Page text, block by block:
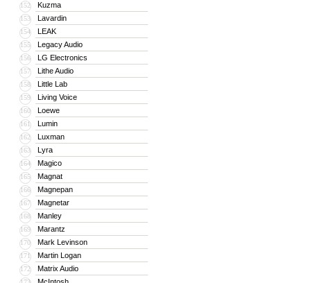
152 Kuzma
153 Lavardin
154 LEAK
155 Legacy Audio
156 LG Electronics
157 Lithe Audio
158 Little Lab
159 Living Voice
160 Loewe
161 Lumin
162 Luxman
163 Lyra
164 Magico
165 Magnat
166 Magnepan
167 Magnetar
168 Manley
169 Marantz
170 Mark Levinson
171 Martin Logan
172 Matrix Audio